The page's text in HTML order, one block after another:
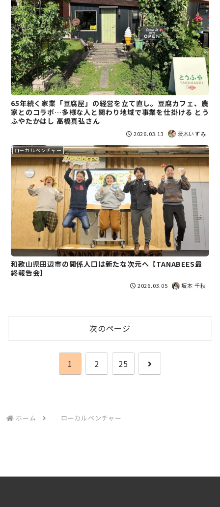
65年続く家業「豆腐屋」の経営を立て直し。豆腐カフェ、農
家とのコラボ…多様な人と関わり地域で事業を仕掛ける とう
ふやたかはし 高橋真弘さん
2026.03.13 茨木いずみ
ローカルベンチャー
和歌山県田辺市の関係人口は新たな次元へ【TANABEES最
終報告会】
2026.03.05 坂本 千秋
次のページ
1 2 25
次
ホーム ローカルベンチャー